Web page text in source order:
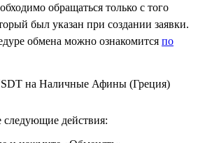
обращаться только с того
был указан при создании заявки.
обмена можно ознакомится по
на Наличные Афины (Греция)
действия: